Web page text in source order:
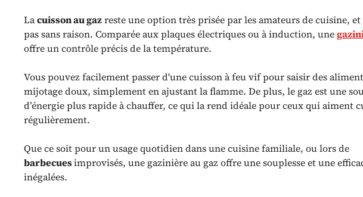
Lacuisson au gazreste une option très prisée par les amateurs de cuisine, et
pas sans raison. Comparée aux plaques électriques ou à induction, une
offre un contrôle précis de la température.
Vous pouvez facilement passer d'une cuisson à feu vif pour saisir des
mijotage doux, simplement en ajustant la flamme. De plus, le gaz est une
d’énergie plus rapide à chauffer, ce qui la rend idéale pour ceux qui aiment
régulièrement.
Que ce soit pour un usage quotidien dans une cuisine familiale, ou lors de
barbecuesimprovisés, une gazinière au gaz offre une souplesse et une
inégalées.